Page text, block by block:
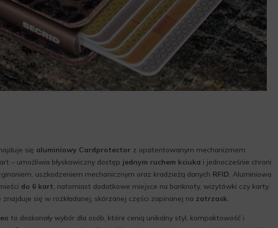
się aluminiowy Cardprotectorz opatentowanym mechanizmem
– umożliwia błyskawiczny dostęp jednym ruchem kciuka i jednocześnie chroni
uszkodzeniem mechanicznym oraz kradzieżą danych RFID. Aluminiowa
do 6 kart, natomiast dodatkowe miejsce na banknoty, wizytówki czy karty
znajduje się w rozkładanej, skórzanej części zapinanej na zatrzask.
to doskonały wybór dla osób, które cenią unikalny styl, kompaktowość i